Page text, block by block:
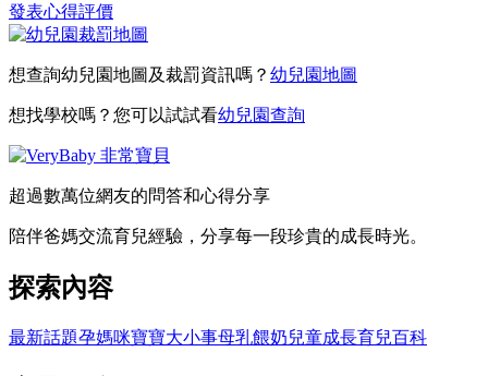
發表心得評價
想查詢幼兒園地圖及裁罰資訊嗎？ 幼兒園地圖
想找學校嗎？您可以試試看幼兒園查詢
超過數萬位網友的問答和心得分享
陪伴爸媽交流育兒經驗，分享每一段珍貴的成長時光。
探索內容
最新話題孕媽咪寶寶大小事母乳餵奶兒童成長育兒百科